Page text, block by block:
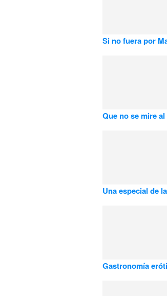
Si no fuera por
Que no se mire
Una especial de
Gastronomía